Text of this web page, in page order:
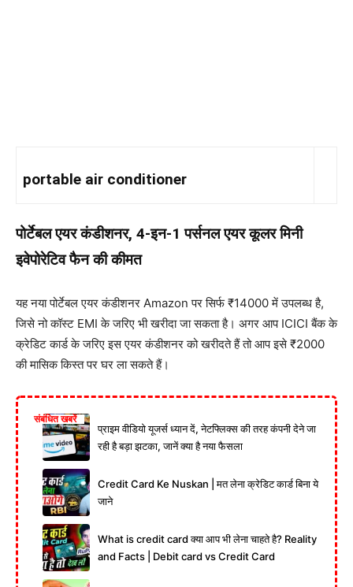
portable air conditioner
पोर्टेबल एयर कंडीशनर, 4-इन-1 पर्सनल एयर कूलर मिनी
इवेपोरेटिव फैन की कीमत
यह नया पोर्टेबल एयर कंडीशनर Amazon पर सिर्फ ₹14000 में उपलब्ध है,
जिसे नो कॉस्ट EMI के जरिए भी खरीदा जा सकता है। अगर आप ICICI बैंक के
क्रेडिट कार्ड के जरिए इस एयर कंडीशनर को खरीदते हैं तो आप इसे ₹2000
की मासिक किस्त पर घर ला सकते हैं।
संबंधित खबरें
प्राइम वीडियो यूजर्स ध्यान दें, नेटफ्लिक्स की तरह कंपनी देने जा
रही है बड़ा झटका, जानें क्या है नया फैसला
Credit Card Ke Nuskan | मत लेना क्रेडिट कार्ड बिना ये
जाने
What is credit card क्या आप भी लेना चाहते है? Reality
and Facts | Debit card vs Credit Card